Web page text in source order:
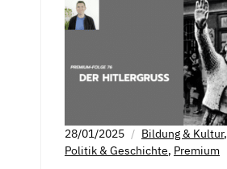
28/01/2025 Bildung & Kultur,
Politik & Geschichte, Premium